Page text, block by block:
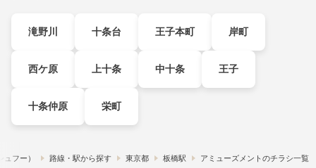
滝野川 十条台 王子本町 岸町
西ケ原 上十条 中十条 王子
十条仲原 栄町
フー） 路線・駅から探す 東京都 板橋駅 アミューズメントのチラシ一覧